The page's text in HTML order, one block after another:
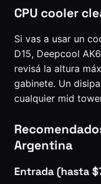
CPU cooler
Si vas a usar un
D15, Deepcool
revisá la altura
gabinete. Un
cualquier mid
Argentina
Entrada (hasta